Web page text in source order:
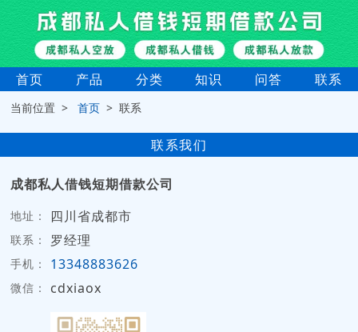
首页 产品 分类 知识 问答 联系
当前位置 >首页 > 联系
联系我们
成都私人借钱短期借款公司
地址： 四川省成都市
联系： 罗经理
手机： 13348883626
微信： cdxiaox